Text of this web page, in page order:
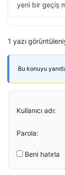
yeni bir geçiş
1 yazı
Bu konuyu
Kullanıcı adı:
Parola:
Beni hatırla